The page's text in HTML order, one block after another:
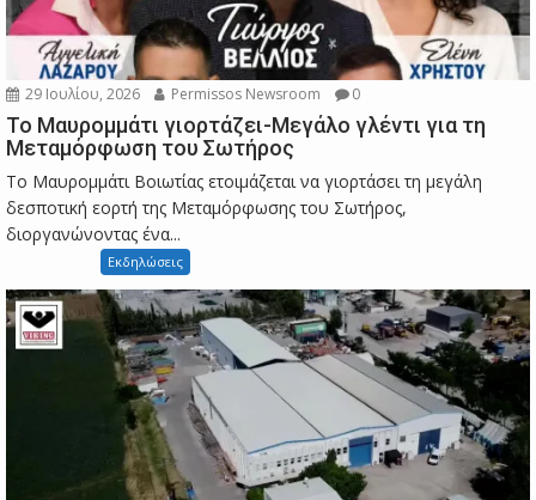
29 Ιουλίου, 2026 Permissos Newsroom 0
Το Μαυρομμάτι γιορτάζει-Μεγάλο γλέντι για τη
Μεταμόρφωση του Σωτήρος
Το Μαυρομμάτι Βοιωτίας ετοιμάζεται να γιορτάσει τη μεγάλη
δεσποτική εορτή της Μεταμόρφωσης του Σωτήρος,
διοργανώνοντας ένα...
Εκδηλώσεις